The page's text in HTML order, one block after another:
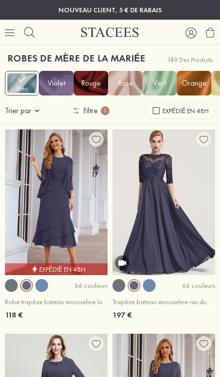
NOUVEAU CLIENT, 5 € DE RABAIS
ROBES DE MÈRE DE LA MARIÉE 149 Des Produits
Bleu Violet Rouge Rose Vert Orange
Trier par Filtre 1 EXPÉDIÉ EN 48H
EXPÉDIÉ EN 48H
66 couleurs
Robe trapèze bateau mousseline longueur mollet robe de mère de la mariée
118 €
66 couleurs
Trapèze bateau mousseline ras du sol robe de mere de la mariée portobello
197 €